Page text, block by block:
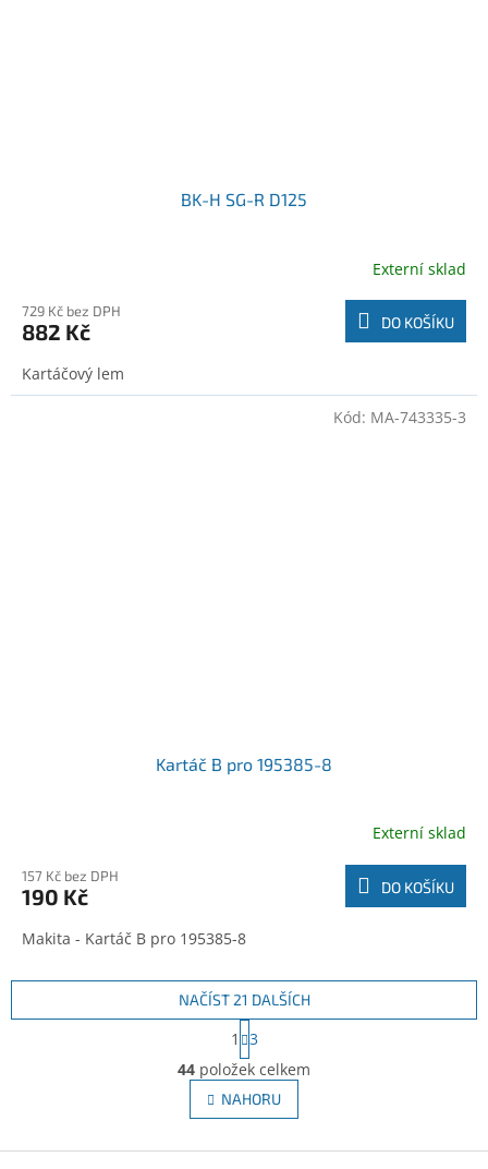
BK-H SG-R D125
Externí sklad
729 Kč bez DPH
882 Kč DO KOŠÍKU
Kartáčový lem
Kartáč B pro 195385-8
Externí sklad
157 Kč bez DPH
190 Kč DO KOŠÍKU
Makita - Kartáč B pro 195385-8
Kód: MA-743335-3
O
v
l
á
NAČÍST 21 DALŠÍCH
S
t
r
á
n
k
v
1
3
44 položek celkem
NAHORU